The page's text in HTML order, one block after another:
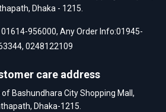
Dhaka - 1215.
01614-956000, Any Order Info:01945-
, 0248122109
care address
Bashundhara City Shopping Mall,
Dhaka-1215.